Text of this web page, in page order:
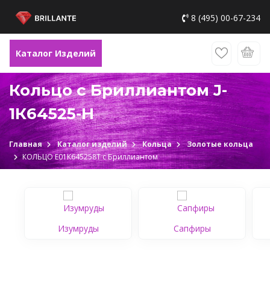
8 (495) 00-67-234
Каталог Изделий
Кольцо с Бриллиантом J-
1К64525-H
Главная Каталог изделий Кольца
Золотые кольца
КОЛЬЦО Е01К645258Т c Бриллиантом
Изумруды Сапфиры